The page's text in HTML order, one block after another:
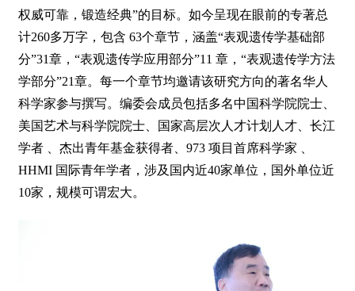
权威可靠，锻造经典”的目标。如今呈现在眼前的专著总
计260多万字，包含 63个章节，涵盖“表观遗传学基础部
分”31章，“表观遗传学应用部分”11 章，“表观遗传学方法
学部分”21章。每一个章节均邀请该研究方向的著名华人
科学家参与撰写。编委会成员包括多名中国科学院院士、
美国艺术与科学院院士、国家高层次人才计划人才、长江
学者 、杰出青年基金获得者、973 项目首席科学家 、
HHMI 国际青年学者，涉及国内近40家单位，国外单位近
10家，规模可谓宏大。